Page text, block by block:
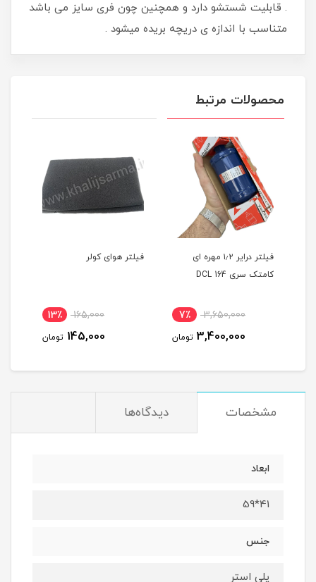
. قابلیت شستشو دارد و همچنین چون فری سایز می باشد
متناسب با اندازه ی دریچه بریده میشود .
محصولات مرتبط
فیلتر درایر ۱٫۲ مهره ای
کامتک سری DCL 164
3,650,000 7٪
3,400,000 تومان
فیلتر هوای کولر
165,000 13٪
145,000 تومان
مشخصات دیدگاه‌ها
ابعاد
41*59
جنس
پلی استر